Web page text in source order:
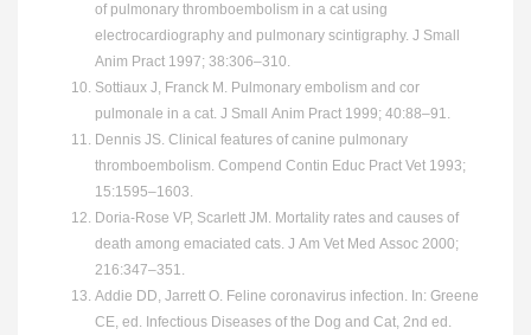
of pulmonary thromboembolism in a cat using
electrocardiography and pulmonary scintigraphy. J Small
Anim Pract 1997; 38:306–310.
Sottiaux J, Franck M. Pulmonary embolism and cor
pulmonale in a cat. J Small Anim Pract 1999; 40:88–91.
Dennis JS. Clinical features of canine pulmonary
thromboembolism. Compend Contin Educ Pract Vet 1993;
15:1595–1603.
Doria-Rose VP, Scarlett JM. Mortality rates and causes of
death among emaciated cats. J Am Vet Med Assoc 2000;
216:347–351.
Addie DD, Jarrett O. Feline coronavirus infection. In: Greene
CE, ed. Infectious Diseases of the Dog and Cat, 2nd ed.